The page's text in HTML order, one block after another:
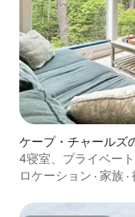
ケープ・チャールズ
4寝室、プライベー
ームルーム
ロケーション · 家族 ·